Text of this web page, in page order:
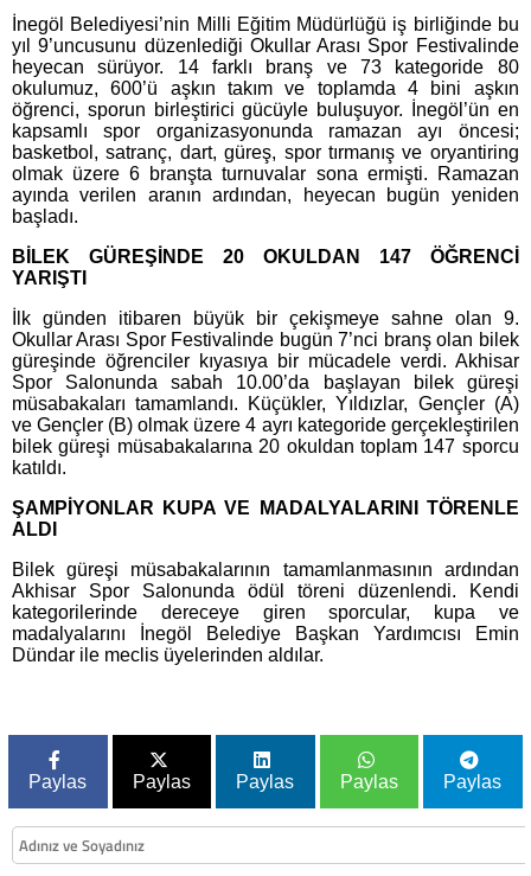
İnegöl Belediyesi’nin Milli Eğitim Müdürlüğü iş birliğinde bu
yıl 9’uncusunu düzenlediği Okullar Arası Spor Festivalinde
heyecan sürüyor. 14 farklı branş ve 73 kategoride 80
okulumuz, 600’ü aşkın takım ve toplamda 4 bini aşkın
öğrenci, sporun birleştirici gücüyle buluşuyor. İnegöl’ün en
kapsamlı spor organizasyonunda ramazan ayı öncesi;
basketbol, satranç, dart, güreş, spor tırmanış ve oryantiring
olmak üzere 6 branşta turnuvalar sona ermişti. Ramazan
ayında verilen aranın ardından, heyecan bugün yeniden
başladı.
BİLEK GÜREŞİNDE 20 OKULDAN 147 ÖĞRENCİ
YARIŞTI
İlk günden itibaren büyük bir çekişmeye sahne olan 9.
Okullar Arası Spor Festivalinde bugün 7’nci branş olan bilek
güreşinde öğrenciler kıyasıya bir mücadele verdi. Akhisar
Spor Salonunda sabah 10.00’da başlayan bilek güreşi
müsabakaları tamamlandı. Küçükler, Yıldızlar, Gençler (A)
ve Gençler (B) olmak üzere 4 ayrı kategoride gerçekleştirilen
bilek güreşi müsabakalarına 20 okuldan toplam 147 sporcu
katıldı.
ŞAMPİYONLAR KUPA VE MADALYALARINI TÖRENLE
ALDI
Bilek güreşi müsabakalarının tamamlanmasının ardından
Akhisar Spor Salonunda ödül töreni düzenlendi. Kendi
kategorilerinde dereceye giren sporcular, kupa ve
madalyalarını İnegöl Belediye Başkan Yardımcısı Emin
Dündar ile meclis üyelerinden aldılar.
Paylas Paylas Paylas Paylas Paylas